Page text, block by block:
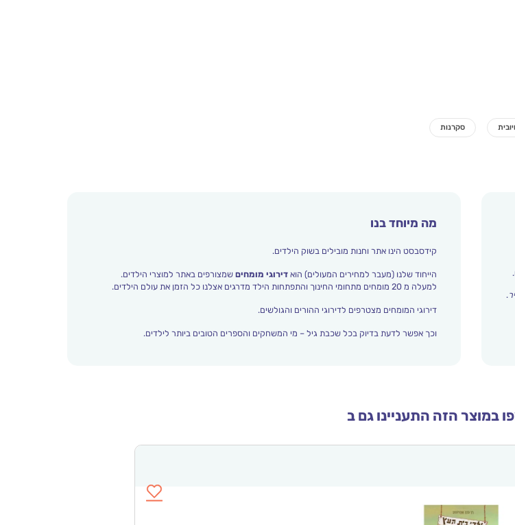
.
מה מיוחד בנו
קידסבסט הינו אתר וחנות מובילים בשוק הילדים.
הייחוד שלנו (מעבר למחירים המעולים) הוא דירוגי מומחיםשמצורפים באתר למוצרי הילדים.
למעלה מ 20 מומחים מתחומי החינוך והתפתחות הילד מדרגים אצלנו כל הזמן את עולם הילדים.
דירוגי המומחים מצטרפים לדירוגי ההורים והגולשים.
וכך אפשר לדעת בדיוק בכל שכבת גיל – מי המשחקים והספרים הטובים ביותר לילדים.
במוצר הזה התעניינו גם ב